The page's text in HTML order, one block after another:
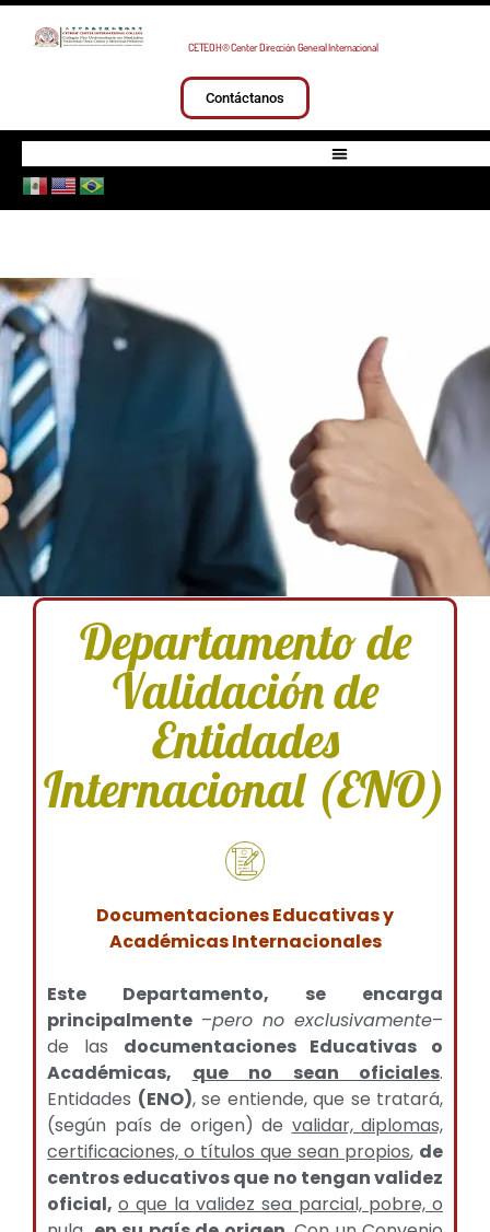
CETEOH® Center Dirección General Internacional
Contáctanos
Departamento de
Validación de
Entidades
Internacional (ENO)
Documentaciones Educativas y
Académicas Internacionales
Este Departamento, se encarga
principalmente –pero no exclusivamente–
de las documentaciones Educativas o
Académicas, que no sean oficiales.
Entidades (ENO), se entiende, que se tratará,
(según país de origen) de validar, diplomas,
certificaciones, o títulos que sean propios, de
centros educativos que no tengan validez
oficial, o que la validez sea parcial, pobre, o